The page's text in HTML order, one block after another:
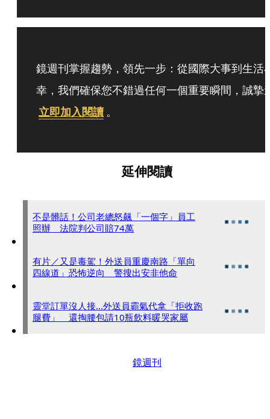
鏡週刊掌握趨勢，領先一步：從國際大事到生活
幸，我們確保您不錯過任何一個重要瞬間，誠摯
立即加入閱讀 。
延伸閱讀
不是髒話！公司老總怒飆「一個字」員工
照辦 法院判公司賠74萬
有片／又是毒駕！外送員重慶南路「單向
四線道」恐怖逆向 警搜出安非他命
靈堂訂單沒人接...外送員霸氣代拿「拒收跑
腿費」 還掏腰包請10瓶飲料暖哭家屬
鏡週刊